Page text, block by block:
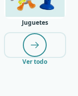
Juguetes
Ver todo